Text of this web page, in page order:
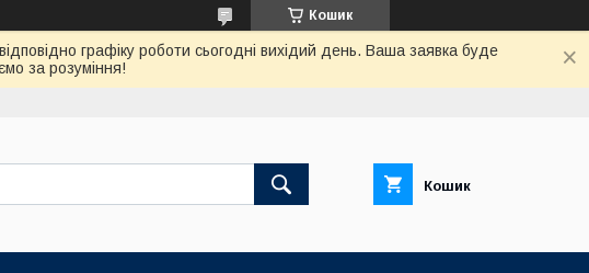
Кошик
графіку роботи сьогодні вихідий день. Ваша заявка буде
за розуміння!
Кошик